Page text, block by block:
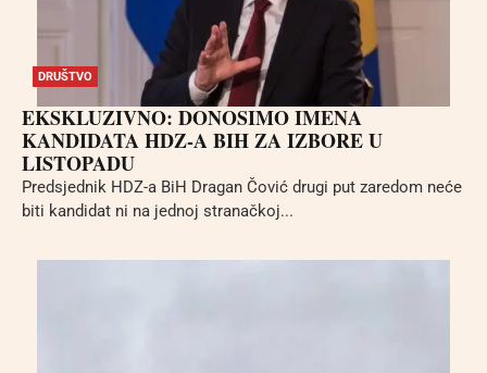
DRUŠTVO
EKSKLUZIVNO: DONOSIMO IMENA
KANDIDATA HDZ-A BIH ZA IZBORE U
LISTOPADU
Predsjednik HDZ-a BiH Dragan Čović drugi put zaredom neće
biti kandidat ni na jednoj stranačkoj...